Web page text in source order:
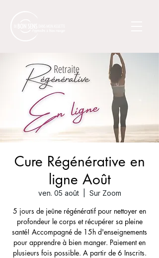
Cure Régénérative en
ligne Août
ven. 05 août
  |
Sur Zoom
5 jours de jeûne régénératif pour nettoyer en
profondeur le corps et récupérer sa pleine
santé! Accompagné de 15h d'enseignements
pour apprendre à bien manger. Paiement en
plusieurs fois possible. A partir de 6 Inscrits.